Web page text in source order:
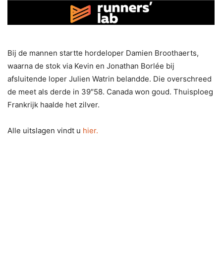
Bij de mannen startte hordeloper Damien Broothaerts,
waarna de stok via Kevin en Jonathan Borlée bij
afsluitende loper Julien Watrin belandde. Die overschreed
de meet als derde in 39″58. Canada won goud. Thuisploeg
Frankrijk haalde het zilver.
Alle uitslagen vindt u hier.